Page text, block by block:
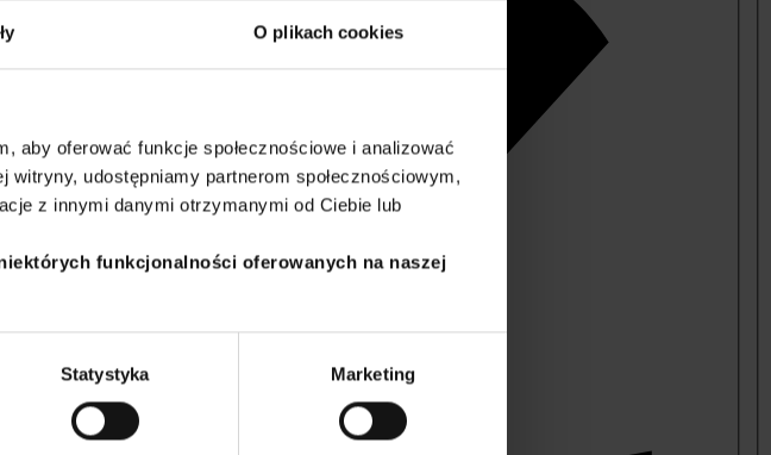
O plikach cookies
aby oferować funkcje społecznościowe i analizować
udostępniamy partnerom społecznościowym,
z innymi danymi otrzymanymi od Ciebie lub
funkcjonalności oferowanych na naszej
Statystyka Marketing